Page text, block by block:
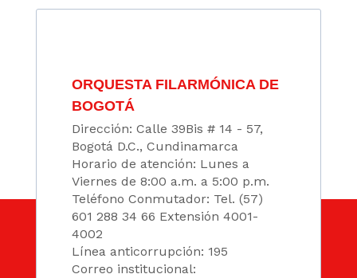
ORQUESTA FILARMÓNICA DE
BOGOTÁ
Dirección: Calle 39Bis # 14 - 57,
Bogotá D.C., Cundinamarca
Horario de atención: Lunes a
Viernes de 8:00 a.m. a 5:00 p.m.
Teléfono Conmutador: Tel. (57)
601 288 34 66 Extensión 4001-
4002
Línea anticorrupción: 195
Correo institucional: